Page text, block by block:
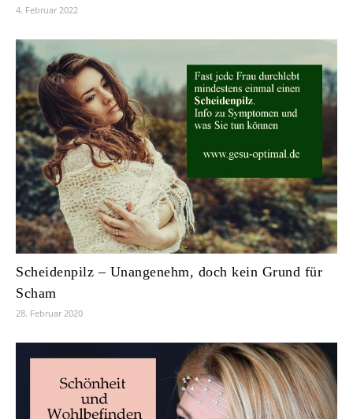
4. Februar 2022
Scheidenpilz – Unangenehm, doch kein Grund für
Scham
28. Februar 2020